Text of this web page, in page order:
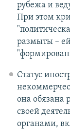
рубежа и
При этом
размыты –
Статус
она обязана
своей
органами,